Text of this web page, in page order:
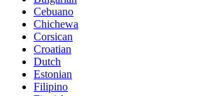
Cebuano
Chichewa
Corsican
Croatian
Dutch
Estonian
Filipino